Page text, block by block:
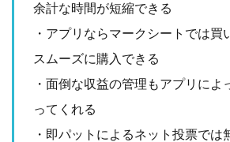
余計な時間が短縮できる
・アプリならマークシートでは買
スムーズに購入できる
・面倒な収益の管理もアプリによ
ってくれる
・即パットによるネット投票では